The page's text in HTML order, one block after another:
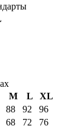
M L
XL
88 92
96
68 72
76